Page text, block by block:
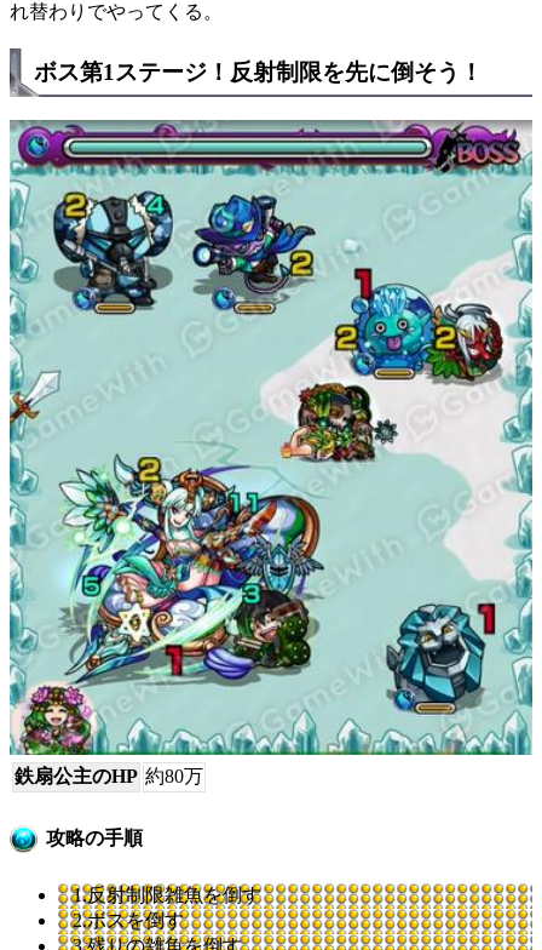
れ替わりでやってくる。
ボス第1ステージ！反射制限を先に倒そう！
鉄扇公主のHP 約80万
攻略の手順
1.反射制限雑魚を倒す
2.ボスを倒す